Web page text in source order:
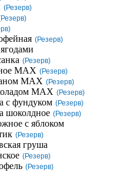
(Резерв)
(Резерв)
(Резерв)
MAX (Резерв)
MAX (Резерв)
MAX (Резерв)
с фундуком (Резерв)
шоколдное (Резерв)
с яблоком
(Резерв)
груша
(Резерв)
(Резерв)